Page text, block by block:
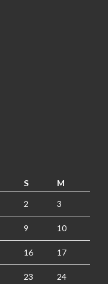
S M
2 3
9 10
16 17
23 24